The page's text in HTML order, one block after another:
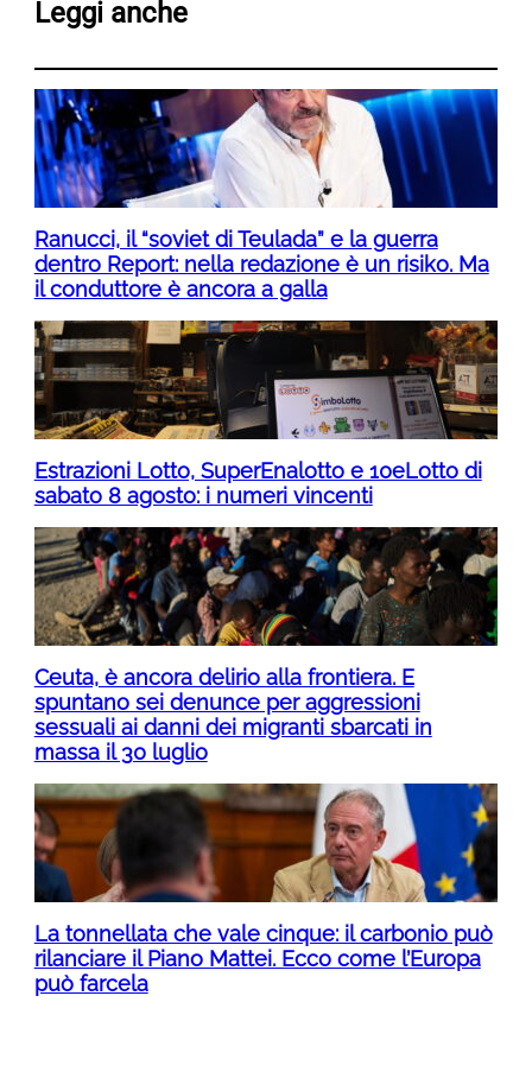
Leggi anche
Ranucci, il “soviet di Teulada” e la guerra
dentro Report: nella redazione è un risiko. Ma
il conduttore è ancora a galla
Estrazioni Lotto, SuperEnalotto e 10eLotto di
sabato 8 agosto: i numeri vincenti
Ceuta, è ancora delirio alla frontiera. E
spuntano sei denunce per aggressioni
sessuali ai danni dei migranti sbarcati in
massa il 30 luglio
La tonnellata che vale cinque: il carbonio può
rilanciare il Piano Mattei. Ecco come l’Europa
può farcela